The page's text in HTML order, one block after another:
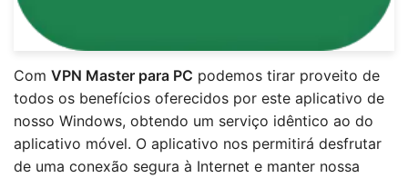
Com VPN Master para PC podemos tirar proveito de
todos os benefícios oferecidos por este aplicativo de
nosso Windows, obtendo um serviço idêntico ao do
aplicativo móvel. O aplicativo nos permitirá desfrutar
de uma conexão segura à Internet e manter nossa